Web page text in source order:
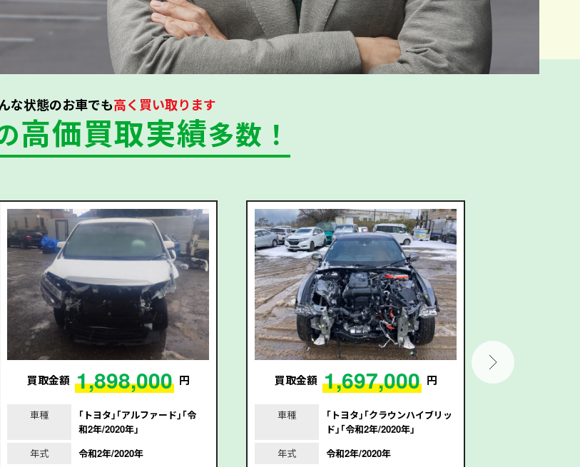
な状態のお車でも高く買い取ります
高価買取実績多数！
買取金額 1,898,000 円
車種
｢トヨタ｣｢アルファード｣｢令
和2年/2020年｣
年式
令和2年/2020年
買取金額 1,697,000 円
車種
｢トヨタ｣｢クラウンハイブリッ
ド｣｢令和2年/2020年｣
年式
令和2年/2020年